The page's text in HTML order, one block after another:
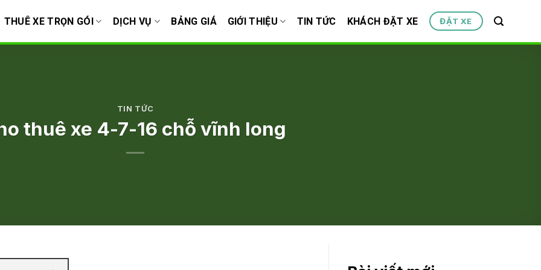
THUÊ XE TRỌN GÓI DỊCH VỤ BẢNG GIÁ GIỚI THIỆU TIN TỨC KHÁCH ĐẶT XE ĐẶT XE
TIN TỨC
thuê xe 4-7-16 chỗ vĩnh long